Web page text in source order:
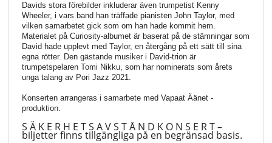
Davids stora förebilder inkluderar även trumpetist Kenny
Wheeler, i vars band han träffade pianisten John Taylor, med
vilken samarbetet gick som om han hade kommit hem.
Materialet på Curiosity-albumet är baserat på de stämningar som
David hade upplevt med Taylor, en återgång på ett sätt till sina
egna rötter. Den gästande musiker i David-trion är
trumpetspelaren Tomi Nikku, som har nominerats som årets
unga talang av Pori Jazz 2021.
Konserten arrangeras i samarbete med Vapaat Äänet -
produktion.
S Ä K E R H E T S A V S T Å N D K O N S E R T –
biljetter finns tillgängliga på en begränsad basis.